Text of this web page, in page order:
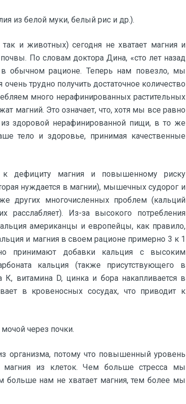
из белой муки, белый рис и др.).
и животных) сегодня не хватает магния и
По словам доктора Дина, «сто лет назад
обычном рационе. Теперь нам повезло, мы
трудно получить достаточное количество
много нерафинированных растительных
магний. Это означает, что, хотя мы все равно
здоровой нерафинированной пищи, в то же
тело и здоровье, принимая качественные
к дефициту магния и повышенному риску
нуждается в магнии), мышечных судорог и
других многочисленных проблем (кальций
Из-за высокого потребления
американцы и европейцы, как правило,
и магния в своем рационе примерно 3 к 1
принимают добавки кальция с высоким
кальция (также присутствующего в
витамина D, цинка и бора накапливается в
в кровеносных сосудах, что приводит к
через почки.
организма, потому что повышенный уровень
из клеток. Чем больше стресса мы
больше нам не хватает магния, тем более мы